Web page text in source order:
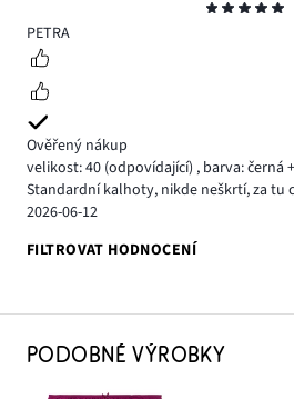
5
PETRA
Ověřený nákup
velikost: 40 (odpovídající) , barva: černá
Standardní kalhoty, nikde neškrtí, za tu
2026-06-12
FILTROVAT HODNOCENÍ
PODOBNÉ VÝROBKY